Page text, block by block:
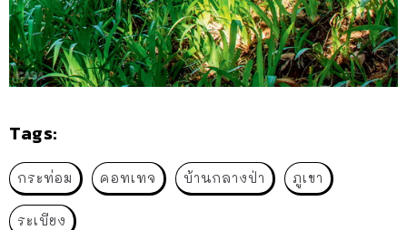
Tags:
กระท่อม คอทเทจ บ้านกลางป่า ภูเขา
ระเบียง